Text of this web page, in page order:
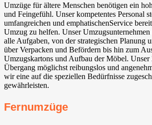
Umzüge für ältere Menschen benötigen ein
und Feingefühl. Unser kompetentes Personal
umfangreichen und emphatischenService
Umzug zu helfen. Unser
alle Aufgaben, von der strategischen Planung
über Verpacken und Befördern bis hin zum
Umzugskartons und Aufbau der Möbel. Unser
Übergang möglichst reibungslos und
wir eine auf die speziellen Bedürfnisse
gewährleisten.
Fernumzüge